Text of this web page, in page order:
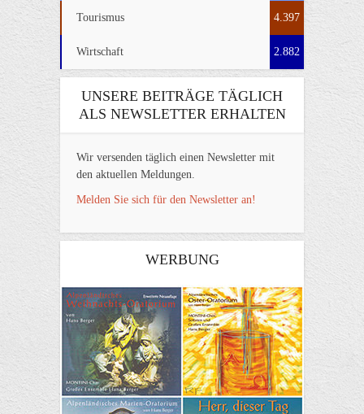
Tourismus 4.397
Wirtschaft 2.882
UNSERE BEITRÄGE TÄGLICH
ALS NEWSLETTER ERHALTEN
Wir versenden täglich einen Newsletter mit
den aktuellen Meldungen.
Melden Sie sich für den Newsletter an!
WERBUNG